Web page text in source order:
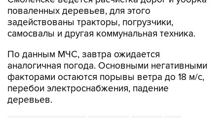
поваленных деревьев, для этого
задействованы тракторы, погрузчики,
самосвалы и другая коммунальная техника.
По данным МЧС, завтра ожидается
аналогичная погода. Основными негативными
факторами остаются порывы ветра до 18 м/с,
перебои электроснабжения, падение
деревьев.